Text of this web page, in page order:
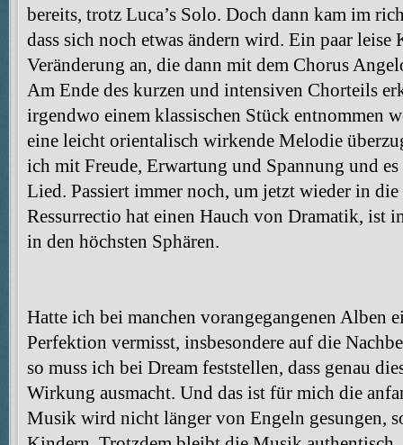
bereits, trotz Luca’s Solo. Doch dann kam im
dass sich noch etwas ändern wird. Ein paar
Veränderung an, die dann mit dem Chorus
Am Ende des kurzen und intensiven Chorteils
irgendwo einem klassischen Stück entnommen
eine leicht orientalisch wirkende Melodie
ich mit Freude, Erwartung und Spannung und
Lied. Passiert immer noch, um jetzt wieder in
Ressurrectio hat einen Hauch von Dramatik, ist
in den höchsten Sphären.
Hatte ich bei manchen vorangegangenen Alben
Perfektion vermisst, insbesondere auf die
so muss ich bei Dream feststellen, dass genau
Wirkung ausmacht. Und das ist für mich die
Musik wird nicht länger von Engeln gesungen,